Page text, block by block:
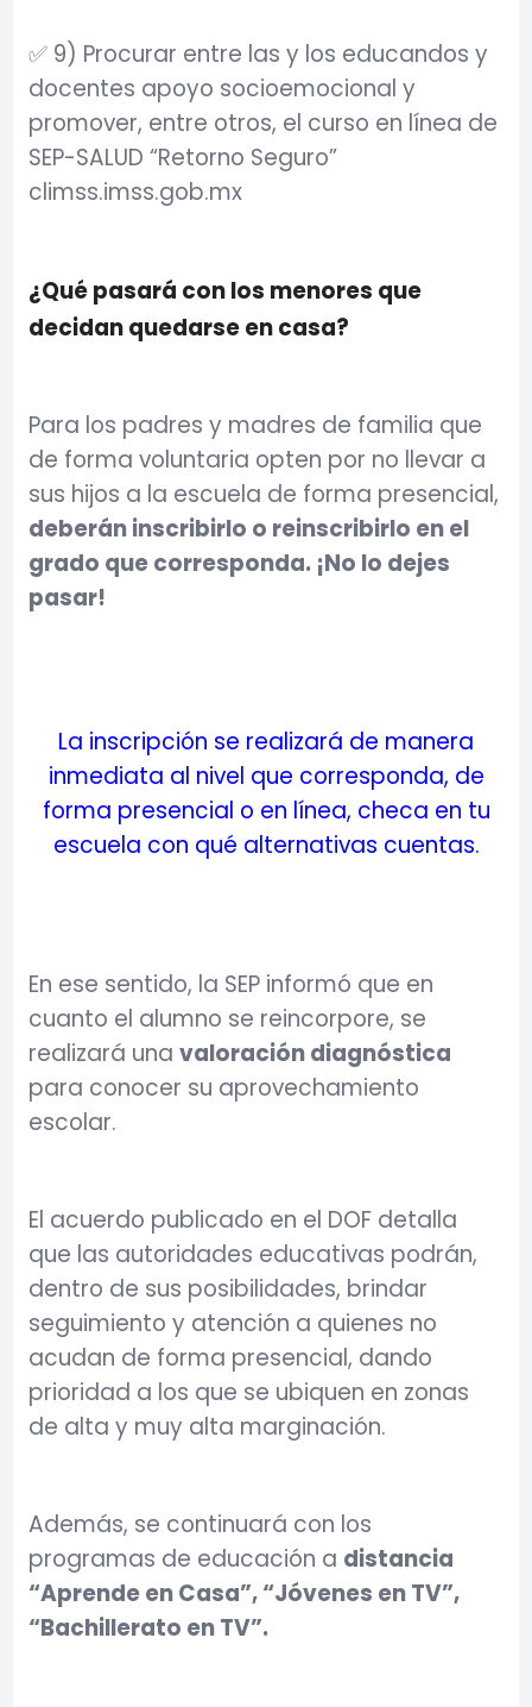
✅ 9) Procurar entre las y los educandos y
docentes apoyo socioemocional y
promover, entre otros, el curso en línea de
SEP-SALUD “Retorno Seguro”
climss.imss.gob.mx
¿Qué pasará con los menores que
decidan quedarse en casa?
Para los padres y madres de familia que
de forma voluntaria opten por no llevar a
sus hijos a la escuela de forma presencial,
deberán inscribirlo o reinscribirlo en el
grado que corresponda. ¡No lo dejes
pasar!
La inscripción se realizará de manera
inmediata al nivel que corresponda, de
forma presencial o en línea, checa en tu
escuela con qué alternativas cuentas.
En ese sentido, la SEP informó que en
cuanto el alumno se reincorpore, se
realizará una valoración diagnóstica
para conocer su aprovechamiento
escolar.
El acuerdo publicado en el DOF detalla
que las autoridades educativas podrán,
dentro de sus posibilidades, brindar
seguimiento y atención a quienes no
acudan de forma presencial, dando
prioridad a los que se ubiquen en zonas
de alta y muy alta marginación.
Además, se continuará con los
programas de educación a distancia
“Aprende en Casa”, “Jóvenes en TV”,
“Bachillerato en TV”.